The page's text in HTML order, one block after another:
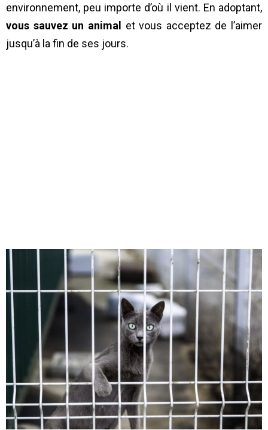
environnement, peu importe d’où il vient. En adoptant,
vous sauvez un animal
et vous acceptez de l’aimer
jusqu’à la fin de ses jours.